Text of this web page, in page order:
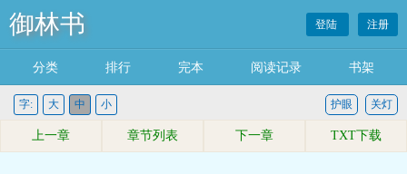
御林书 登陆 注册
分类 排行 完本 阅读记录 书架
字: 大 中 小 关灯
护眼
上一章 章节列表 下一章 TXT下载